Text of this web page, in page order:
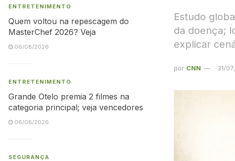
Estudo
da doença;
explicar
por CNN 31/
ENTRETENIMENTO
Quem voltou na repescagem do
MasterChef 2026? Veja
06/08/2026
ENTRETENIMENTO
Grande Otelo premia 2 filmes na
categoria principal; veja vencedores
06/08/2026
SEGURANÇA